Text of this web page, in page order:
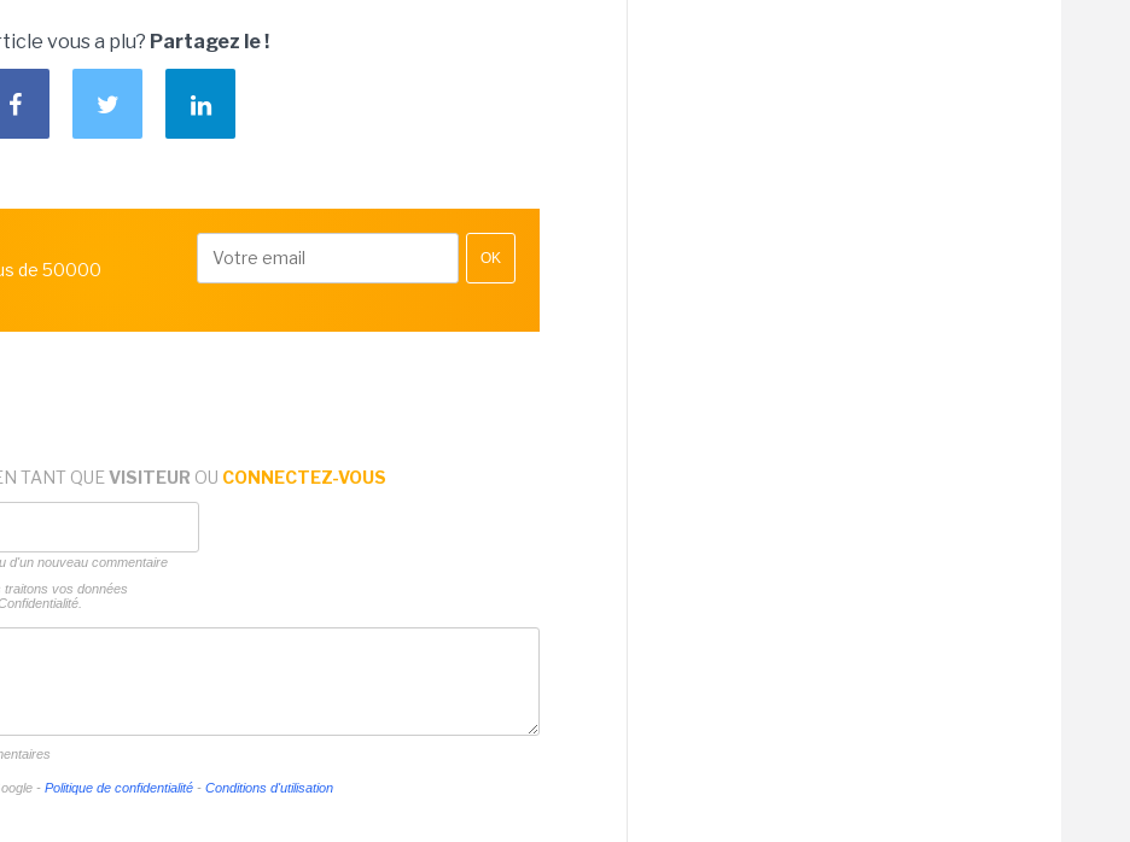
vous a plu? Partagez le !
de 50000
OK
TANT QUE VISITEUR OU CONNECTEZ-VOUS
d'un nouveau commentaire
traitons vos données
- Politique de confidentialité - Conditions d'utilisation